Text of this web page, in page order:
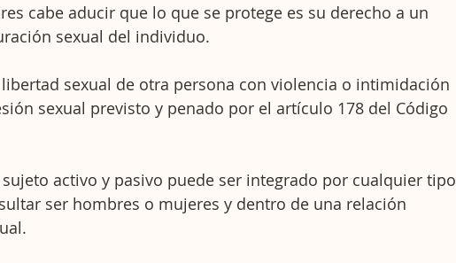
cabe aducir que lo que se protege es su derecho a un
sexual del individuo.
sexual de otra persona con violencia o intimidación
sexual previsto y penado por el artículo 178 del Código
activo y pasivo puede ser integrado por cualquier tipo
ser hombres o mujeres y dentro de una relación